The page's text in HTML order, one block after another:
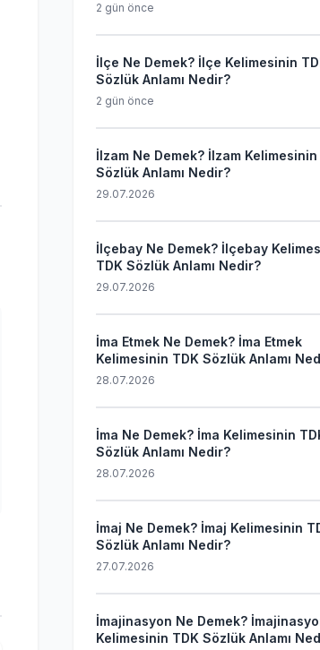
2 gün önce
İlçe Ne Demek? İlçe Kelimesinin
Sözlük Anlamı Nedir?
2 gün önce
İlzam Ne Demek? İlzam Kelimesinin
Sözlük Anlamı Nedir?
29.07.2026
İlçebay Ne Demek? İlçebay
TDK Sözlük Anlamı Nedir?
29.07.2026
İma Etmek Ne Demek? İma Etmek
Kelimesinin TDK Sözlük Anlamı
28.07.2026
İma Ne Demek? İma Kelimesinin
Sözlük Anlamı Nedir?
28.07.2026
İmaj Ne Demek? İmaj Kelimesinin
Sözlük Anlamı Nedir?
27.07.2026
İmajinasyon Ne Demek?
Kelimesinin TDK Sözlük Anlamı